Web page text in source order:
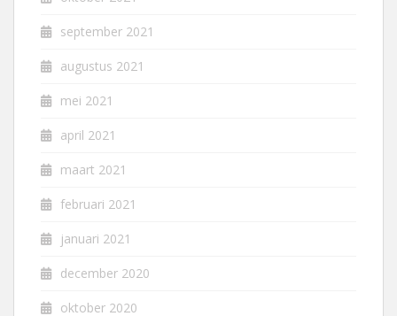
september 2021
augustus 2021
mei 2021
april 2021
maart 2021
februari 2021
januari 2021
december 2020
oktober 2020